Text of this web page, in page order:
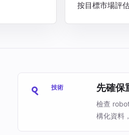
按目標市場評
技術 先確保
檢查
構化資料